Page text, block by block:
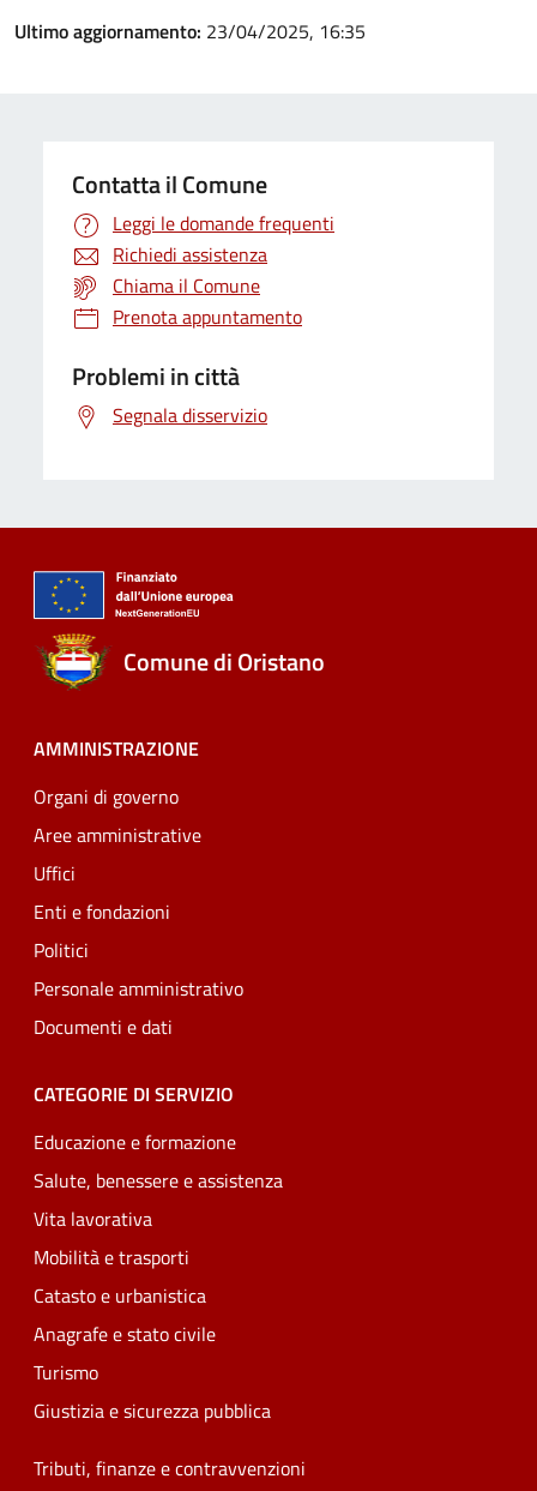
Ultimo aggiornamento: 23/04/2025, 16:35
Contatta il Comune
Leggi le domande frequenti
Richiedi assistenza
Chiama il Comune
Prenota appuntamento
Problemi in città
Segnala disservizio
Comune di Oristano
AMMINISTRAZIONE
Organi di governo
Aree amministrative
Uffici
Enti e fondazioni
Politici
Personale amministrativo
Documenti e dati
CATEGORIE DI SERVIZIO
Educazione e formazione
Salute, benessere e assistenza
Vita lavorativa
Mobilità e trasporti
Catasto e urbanistica
Anagrafe e stato civile
Turismo
Giustizia e sicurezza pubblica
Tributi, finanze e contravvenzioni